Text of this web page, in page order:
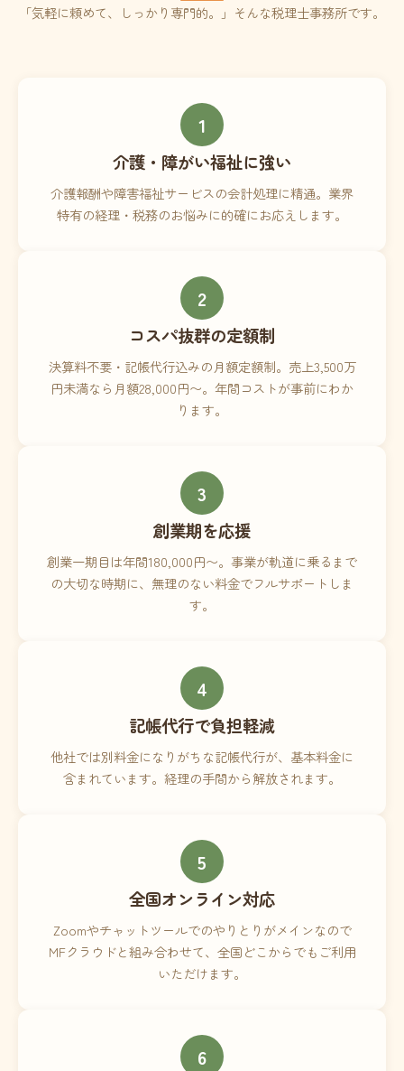
「気軽に頼めて、しっかり専門的。」そんな税理士事務所です。
1
介護・障がい福祉に強い
介護報酬や障害福祉サービスの会計処理に精通。業界
特有の経理・税務のお悩みに的確にお応えします。
2
コスパ抜群の定額制
決算料不要・記帳代行込みの月額定額制。売上3,500万
円未満なら月額28,000円〜。年間コストが事前にわか
ります。
3
創業期を応援
創業一期目は年間180,000円〜。事業が軌道に乗るまで
の大切な時期に、無理のない料金でフルサポートしま
す。
4
記帳代行で負担軽減
他社では別料金になりがちな記帳代行が、基本料金に
含まれています。経理の手間から解放されます。
5
全国オンライン対応
Zoomやチャットツールでのやりとりがメインなので
MFクラウドと組み合わせて、全国どこからでもご利用
いただけます。
6